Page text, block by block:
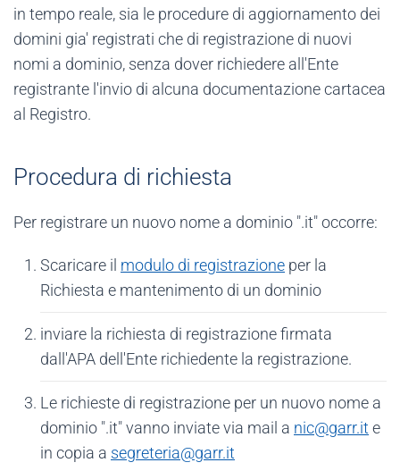
in tempo reale, sia le procedure di aggiornamento dei
domini gia' registrati che di registrazione di nuovi
nomi a dominio, senza dover richiedere all'Ente
registrante l'invio di alcuna documentazione cartacea
al Registro.
Procedura di richiesta
Per registrare un nuovo nome a dominio ".it" occorre:
Scaricare il modulo di registrazione per la
Richiesta e mantenimento di un dominio
inviare la richiesta di registrazione firmata
dall'APA dell'Ente richiedente la registrazione.
Le richieste di registrazione per un nuovo nome a
dominio ".it" vanno inviate via mail a nic@garr.ite
in copia a segreteria@garr.it